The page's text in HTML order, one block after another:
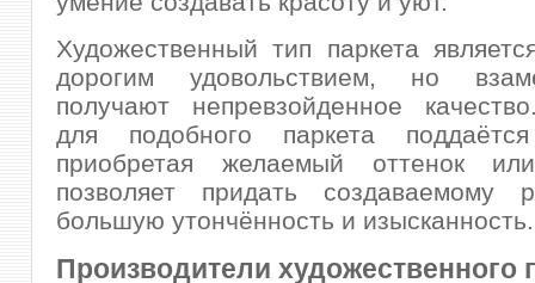
Художественный тип паркета
дорогим удовольствием, но
получают непревзойденное
для подобного паркета
приобретая желаемый оттенок
позволяет придать создаваемому
большую утончённость и изысканность.
Производители художественного